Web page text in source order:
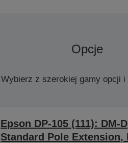
Opcje
Wybierz z szerokiej gamy opcji i
Epson DP-105 (111): DM-D
Standard Pole Extension,